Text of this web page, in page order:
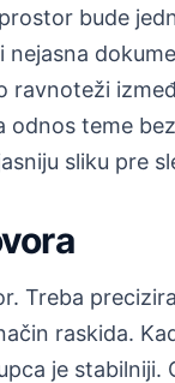
bude
ravnoteži
teme
sliku pre
Treba
raskida.
je